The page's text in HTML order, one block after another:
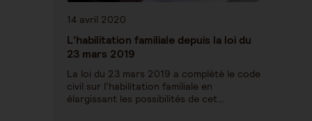
14 avril 2020
L’habilitation familiale depuis la loi du
23 mars 2019
La loi du 23 mars 2019 a complété le code
civil sur l’habilitation familiale en
élargissant les possibilités de cet…